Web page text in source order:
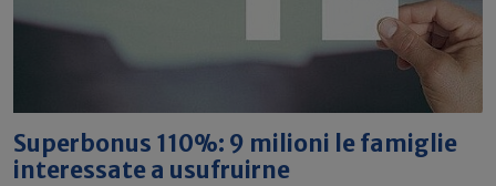
Superbonus 110%: 9 milioni le famiglie
interessate a usufruirne